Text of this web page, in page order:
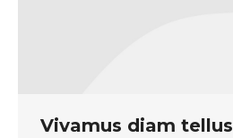
Vivamus diam tellus